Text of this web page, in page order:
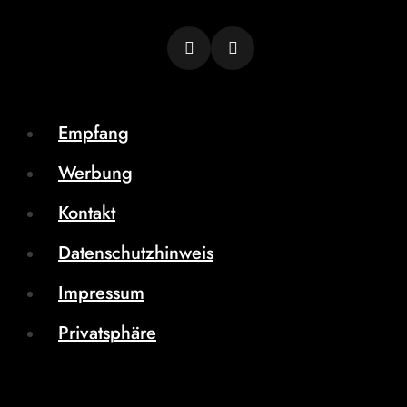
Empfang
Werbung
Kontakt
Datenschutzhinweis
Impressum
Privatsphäre